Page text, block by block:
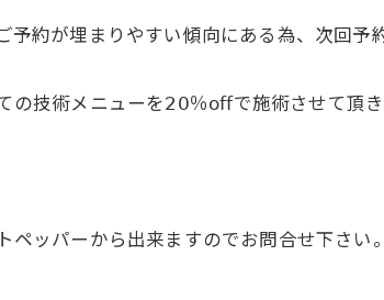
予約が埋まりやすい傾向にある為、次回予
技術メニューを𝟤𝟢％𝗈𝖿𝖿で施術させて頂き
ッパーから出来ますのでお問合せ下さい。